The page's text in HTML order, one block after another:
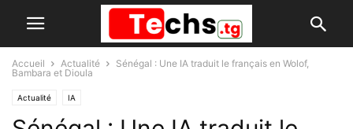
Accueil Actualité
Sénégal : Une IA traduit le français en Wolof,
Bambara et Dioula
Actualité IA